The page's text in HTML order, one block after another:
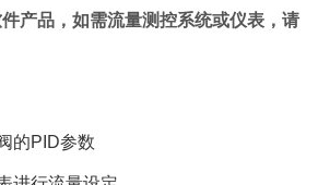
产品，如需流量测控系统或仪表，请
的PID参数